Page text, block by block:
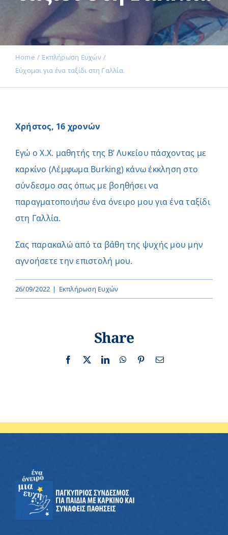
Εκδηλώσεις
Προϊόντα
Επικοινωνία
Εισφορές
Home
Εκπλήρωση Ευχών
Εύχομαι για ένα ταξίδι στη Γαλλία.
Χρήστος, 16 χρονών
Εγώ ο Χ.Χ. μαθητής της Β’ Λυκείου πάσχοντας με
καρκίνο (Λέμφωμα Burking) κάνω έκκληση στο
σύνδεσμο σας όπως με βοηθήσει να
παραγματοποιήσω ένα όνειρο μου για ένα ταξίδι
στη Γαλλία.
Σας παρακαλώ από τα βάθη της ψυχής μου μην
αγνοήσετε την επιστολή μου.
26/09/2022 | Εκπλήρωση Ευχών
Share
Facebook
X LinkedInWhatsApp
PinterestEmail